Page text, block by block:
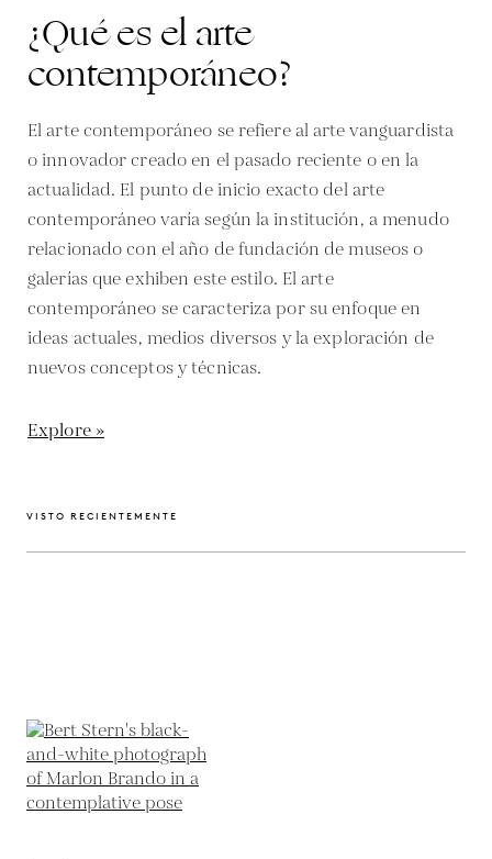
¿Qué es el arte
contemporáneo?
El arte contemporáneo se refiere al arte vanguardista
o innovador creado en el pasado reciente o en la
actualidad. El punto de inicio exacto del arte
contemporáneo varía según la institución, a menudo
relacionado con el año de fundación de museos o
galerías que exhiben este estilo. El arte
contemporáneo se caracteriza por su enfoque en
ideas actuales, medios diversos y la exploración de
nuevos conceptos y técnicas.
Explore »
VISTO RECIENTEMENTE